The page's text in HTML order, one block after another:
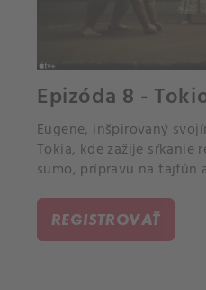
Epizóda 8 -
Eugene, inšpirovaný
Tokia, kde zažije sŕkanie
sumo, prípravu na tajfún
REGISTROVAŤ